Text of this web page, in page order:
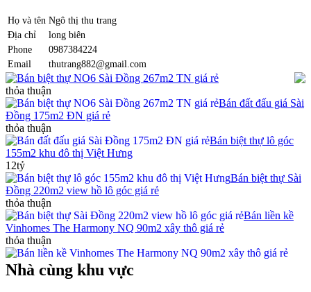
Họ và tên Ngô thị thu trang
Địa chỉ
long biên
Phone
0987384224
Email
thutrang882@gmail.com
Bán biệt thự NO6 Sài Đồng 267m2 TN giá rẻ
thỏa thuận
Bán đất đấu giá Sài
Đồng 175m2 ĐN giá rẻ
thỏa thuận
Bán biệt thự lô góc
155m2 khu đô thị Việt Hưng
12tỷ
Bán biệt thự Sài
Đồng 220m2 view hồ lô góc giá rẻ
thỏa thuận
Bán liền kề
Vinhomes The Harmony NQ 90m2 xây thô giá rẻ
thỏa thuận
Nhà cùng khu vực